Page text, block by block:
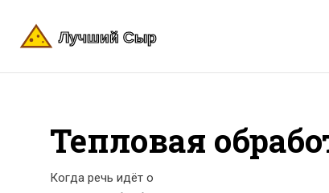
Тепловая
Когда речь идёт о